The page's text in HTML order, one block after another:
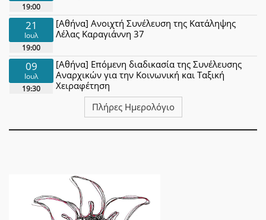
19:00
21
Ιουλ
19:00
[Αθήνα] Ανοιχτή Συνέλευση της Κατάληψης
Λέλας Καραγιάννη 37
09
Ιουλ
19:30
[Αθήνα] Επόμενη διαδικασία της Συνέλευσης
Αναρχικών για την Κοινωνική και Ταξική
Χειραφέτηση
Πλήρες Ημερολόγιο